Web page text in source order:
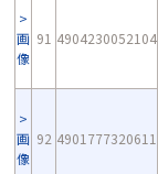
画
像
91 4904230052104
画
像
92 4901777320611